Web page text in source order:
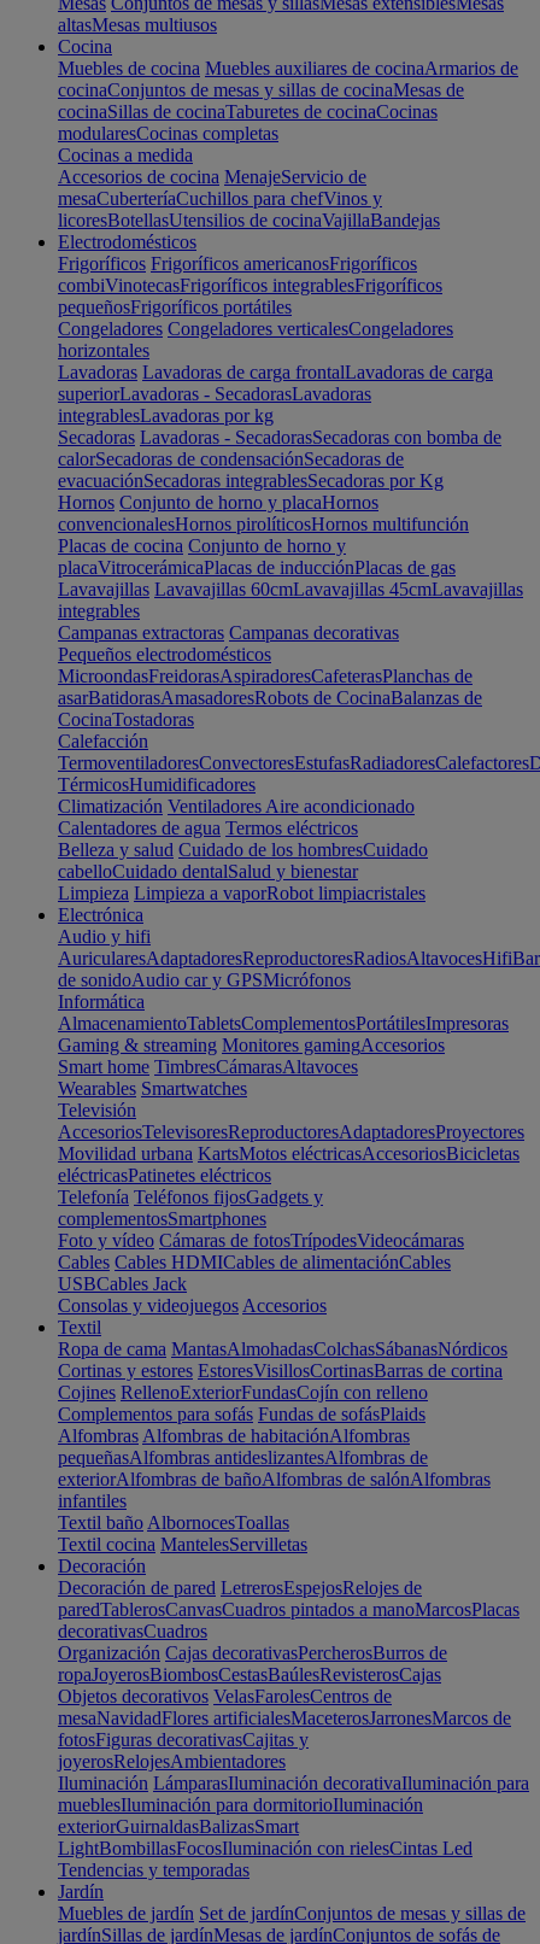
altasMesas multiusos
Cocina
Muebles de cocina Muebles auxiliares de cocinaArmarios de
cocinaConjuntos de mesas y sillas de cocinaMesas de
cocinaSillas de cocinaTaburetes de cocinaCocinas
modularesCocinas completas
Cocinas a medida
Accesorios de cocina MenajeServicio de
mesaCuberteríaCuchillos para chefVinos y
licoresBotellasUtensilios de cocinaVajillaBandejas
Electrodomésticos
Frigoríficos Frigoríficos americanosFrigoríficos
combiVinotecasFrigoríficos integrablesFrigoríficos
pequeñosFrigoríficos portátiles
Congeladores Congeladores verticalesCongeladores
horizontales
Lavadoras Lavadoras de carga frontalLavadoras de carga
superiorLavadoras - SecadorasLavadoras
integrablesLavadoras por kg
Secadoras Lavadoras - SecadorasSecadoras con bomba de
calorSecadoras de condensaciónSecadoras de
evacuaciónSecadoras integrablesSecadoras por Kg
Hornos Conjunto de horno y placaHornos
convencionalesHornos pirolíticosHornos multifunción
Placas de cocina Conjunto de horno y
placaVitrocerámicaPlacas de inducciónPlacas de gas
Lavavajillas Lavavajillas 60cmLavavajillas 45cmLavavajillas
integrables
Campanas extractoras Campanas decorativas
Pequeños electrodomésticos
MicroondasFreidorasAspiradoresCafeterasPlanchas de
asarBatidorasAmasadoresRobots de CocinaBalanzas de
CocinaTostadoras
Calefacción
TermoventiladoresConvectoresEstufasRadiadoresCalefactores
TérmicosHumidificadores
Climatización Ventiladores Aire acondicionado
Calentadores de agua Termos eléctricos
Belleza y salud Cuidado de los hombresCuidado
cabelloCuidado dentalSalud y bienestar
Limpieza Limpieza a vaporRobot limpiacristales
Electrónica
Audio y hifi
AuricularesAdaptadoresReproductoresRadiosAltavocesHifi
de sonidoAudio car y GPSMicrófonos
Informática
AlmacenamientoTabletsComplementosPortátilesImpresoras
Gaming & streaming Monitores gamingAccesorios
Smart home TimbresCámarasAltavoces
Wearables Smartwatches
Televisión
AccesoriosTelevisoresReproductoresAdaptadoresProyectores
Movilidad urbana KartsMotos eléctricasAccesoriosBicicletas
eléctricasPatinetes eléctricos
Telefonía Teléfonos fijosGadgets y
complementosSmartphones
Foto y vídeo Cámaras de fotosTrípodesVideocámaras
Cables Cables HDMICables de alimentaciónCables
USBCables Jack
Consolas y videojuegos Accesorios
Textil
Ropa de cama MantasAlmohadasColchasSábanasNórdicos
Cortinas y estores EstoresVisillosCortinasBarras de cortina
Cojines RellenoExteriorFundasCojín con relleno
Complementos para sofás Fundas de sofásPlaids
Alfombras Alfombras de habitaciónAlfombras
pequeñasAlfombras antideslizantesAlfombras de
exteriorAlfombras de bañoAlfombras de salónAlfombras
infantiles
Textil baño AlbornocesToallas
Textil cocina MantelesServilletas
Decoración
Decoración de pared LetrerosEspejosRelojes de
paredTablerosCanvasCuadros pintados a manoMarcosPlacas
decorativasCuadros
Organización Cajas decorativasPercherosBurros de
ropaJoyerosBiombosCestasBaúlesRevisterosCajas
Objetos decorativos VelasFarolesCentros de
mesaNavidadFlores artificialesMaceterosJarronesMarcos de
fotosFiguras decorativasCajitas y
joyerosRelojesAmbientadores
Iluminación LámparasIluminación decorativaIluminación para
mueblesIluminación para dormitorioIluminación
exteriorGuirnaldasBalizasSmart
LightBombillasFocosIluminación con rielesCintas Led
Tendencias y temporadas
Jardín
Muebles de jardín Set de jardínConjuntos de mesas y sillas de
jardínSillas de jardínMesas de jardínConjuntos de sofás de